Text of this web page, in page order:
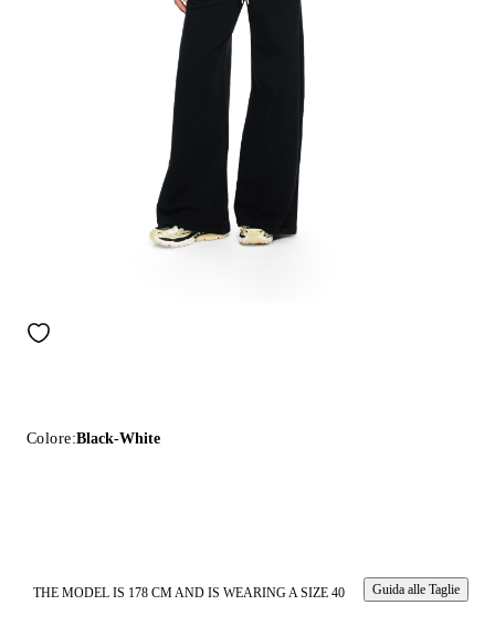
Colore:Black-White
THE MODEL IS 178 CM AND IS WEARING A SIZE 40 Guida alle Taglie